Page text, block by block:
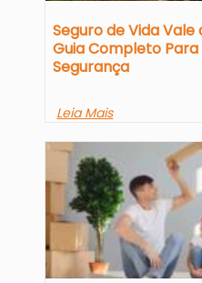
Seguro de Vida Vale
Guia Completo
Segurança
Leia Mais